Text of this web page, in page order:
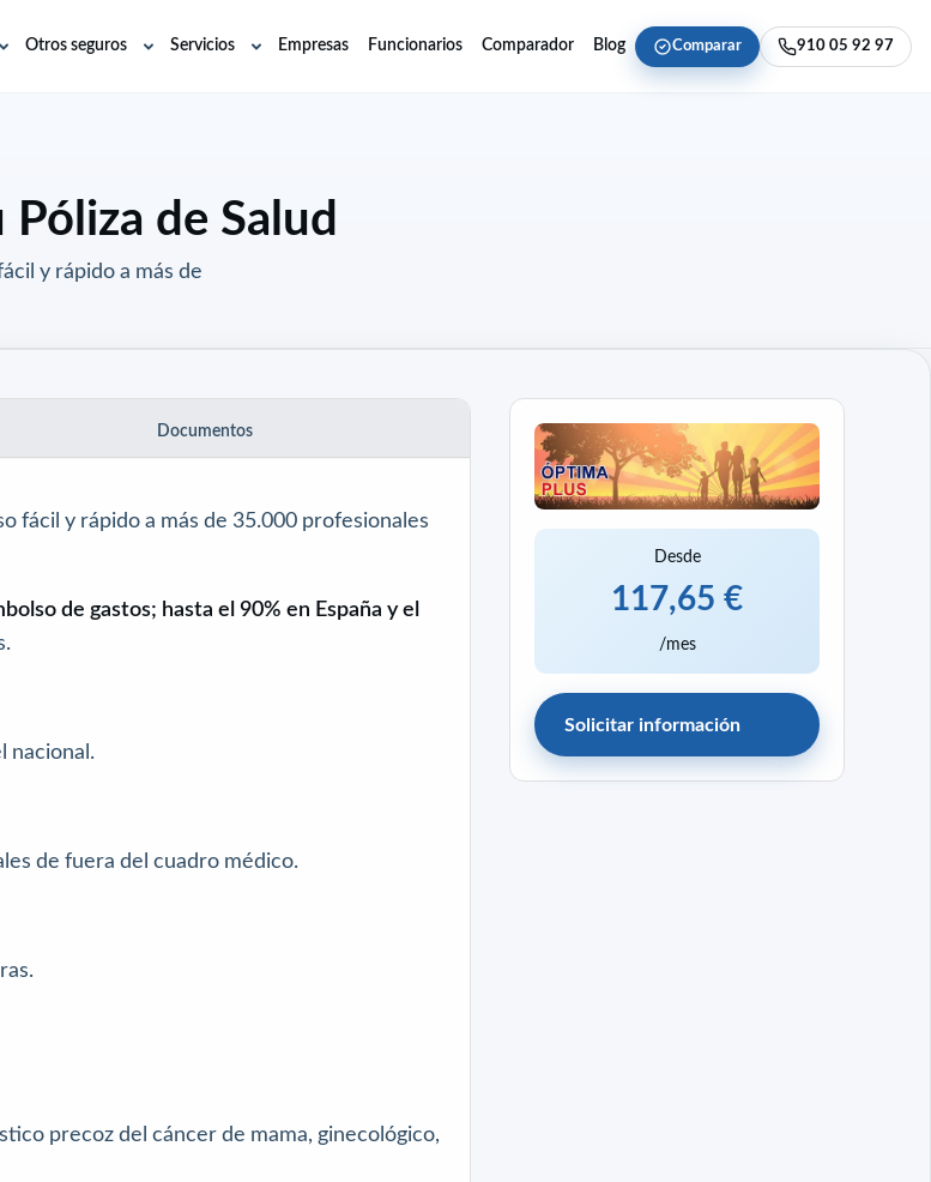
AbrirOtros seguros
AbrirServicios
AbrirEmpresas Funcionarios Comparador Blog Comparar 910 05 92 97
de Salud
y rápido a más de
Documentos
fácil y rápido a más de 35.000 profesionales
de gastos; hasta el 90% en España y el
nacional.
de fuera del cuadro médico.
precoz del cáncer de mama, ginecológico,
Desde
117,65 €
/mes
Solicitar información